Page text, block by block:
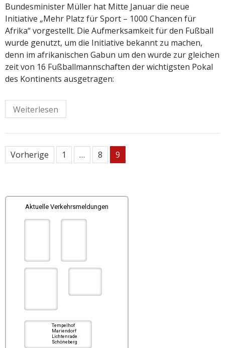
Bundesminister Müller hat Mitte Januar die neue
Initiative „Mehr Platz für Sport – 1000 Chancen für
Afrika“ vorgestellt. Die Aufmerksamkeit für den Fußball
wurde genutzt, um die Initiative bekannt zu machen,
denn im afrikanischen Gabun um den wurde zur gleichen
zeit von 16 Fußballmannschaften der wichtigsten Pokal
des Kontinents ausgetragen:
Weiterlesen
Seitennummerierung
Beiträge
Vorherige 1 … 8 9
Aktuelle Verkehrsmeldungen
Tempelhof
Mariendorf
Lichtenrade
Schöneberg